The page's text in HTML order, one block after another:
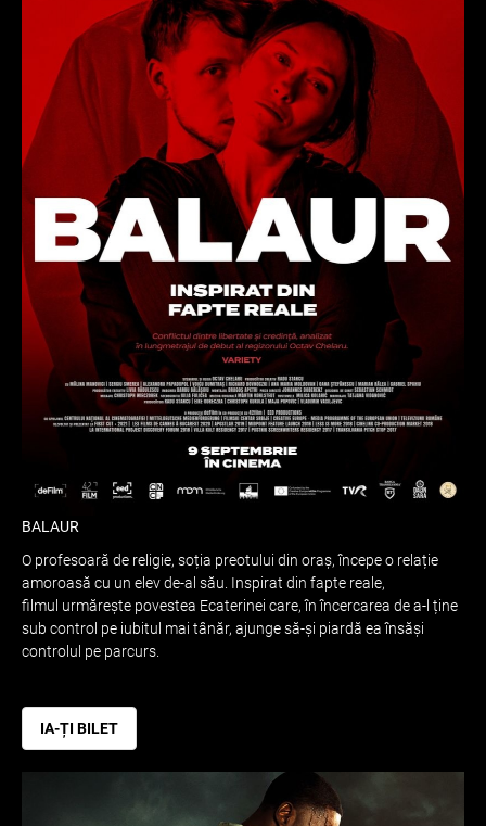
BALAUR
O profesoară de religie, soția preotului din oraș, începe o relație
amoroasă cu un elev de-al său. Inspirat din fapte reale,
filmul urmărește povestea Ecaterinei care, în încercarea de a-l ține
sub control pe iubitul mai tânăr, ajunge să-și piardă ea însăși
controlul pe parcurs.
IA-ȚI BILET